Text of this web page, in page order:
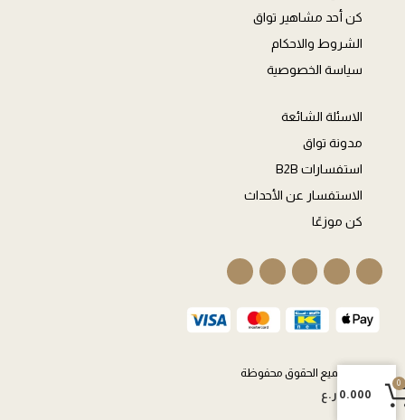
0
0.000 ر.ع
كن أحد مشاهير تواق
الشروط والاحكام
سياسة الخصوصية
الاسئلة الشائعة
مدونة تواق
استفسارات B2B
الاستفسار عن الأحداث
كن موزعًا